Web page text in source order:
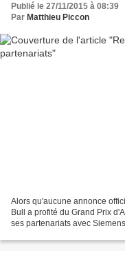
Publié le 27/11/2015 à 08:39
Par Matthieu Piccon
Alors qu'aucune annonce
Bull a profité du Grand Prix
ses partenariats avec